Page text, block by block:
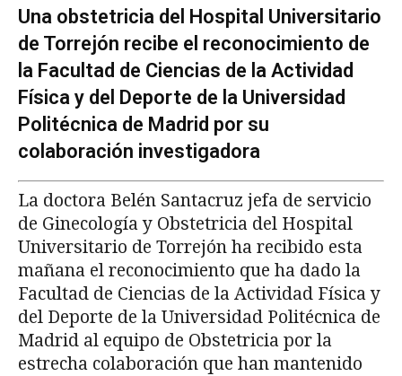
Una obstetricia del Hospital Universitario
de Torrejón recibe el reconocimiento de
la Facultad de Ciencias de la Actividad
Física y del Deporte de la Universidad
Politécnica de Madrid por su
colaboración investigadora
La doctora Belén Santacruz jefa de servicio
de Ginecología y Obstetricia del Hospital
Universitario de Torrejón ha recibido esta
mañana el reconocimiento que ha dado la
Facultad de Ciencias de la Actividad Física y
del Deporte de la Universidad Politécnica de
Madrid al equipo de Obstetricia por la
estrecha colaboración que han mantenido